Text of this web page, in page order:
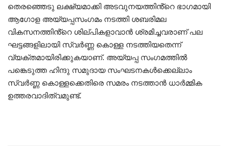
തെരഞ്ഞെടു ലക്ഷ്യമാക്കി അടവുനയത്തിൻ്റെ ഭാഗമായി
ആഗോള അയ്യപ്പസംഗമം നടത്തി ശബരിമല
വികസനത്തിൻ്റെ ശില്പികളാവാൻ ശ്രമിച്ചവരാണ് പല
ഘട്ടങ്ങളിലായി സ്വർണ്ണ കൊള്ള നടത്തിയതെന്ന്
വ്യക്തമായിരിക്കുകയാണ്. അയ്യപ്പ സംഗമത്തിൽ
പങ്കെടുത്ത ഹിന്ദു സമുദായ സംഘടനകൾക്കെല്ലാം
സ്വർണ്ണ കൊള്ളക്കെതിരെ സമരം നടത്താൻ ധാർമ്മിക
ഉത്തരവാദിത്വമുണ്ട്.